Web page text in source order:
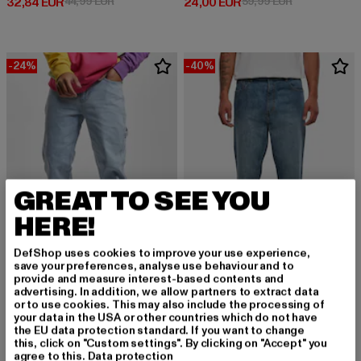
-24%
KARL KANI
KMI-PL063-090-13 KK Retro Baggy Workwear Denim
68,39 EUR
Derzeitiger Preis: 68,39 EUR
89,99 EURAktionspreis: 89,99 EUR
-40%
URBAN CLASSICS
Cropped Tapered
29,99 EUR
Derzeitiger Preis: 29,99 EUR
49,99 EUR Aktionspreis:
GREAT TO SEE YOU
HERE!
DefShop uses cookies to improve your use experience,
save your preferences, analyse use behaviour and to
provide and measure interest-based contents and
advertising. In addition, we allow partners to extract data
or to use cookies. This may also include the processing of
your data in the USA or other countries which do not have
the EU data protection standard. If you want to change
this, click on "Custom settings". By clicking on "Accept" you
agree to this. Data protection